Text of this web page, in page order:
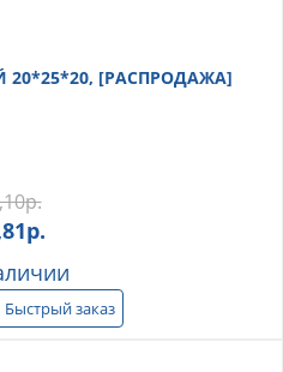
[РАСПРОДАЖА]
р.
р.
Быстрый заказ